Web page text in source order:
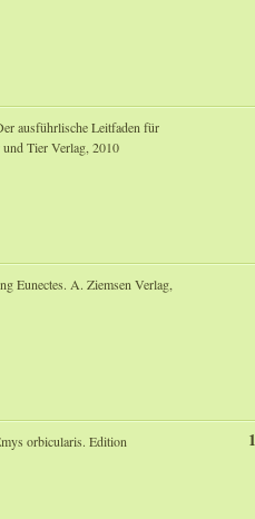
ausführlische Leitfaden für
Tier Verlag, 2010
Eunectes. A. Ziemsen Verlag,
orbicularis. Edition